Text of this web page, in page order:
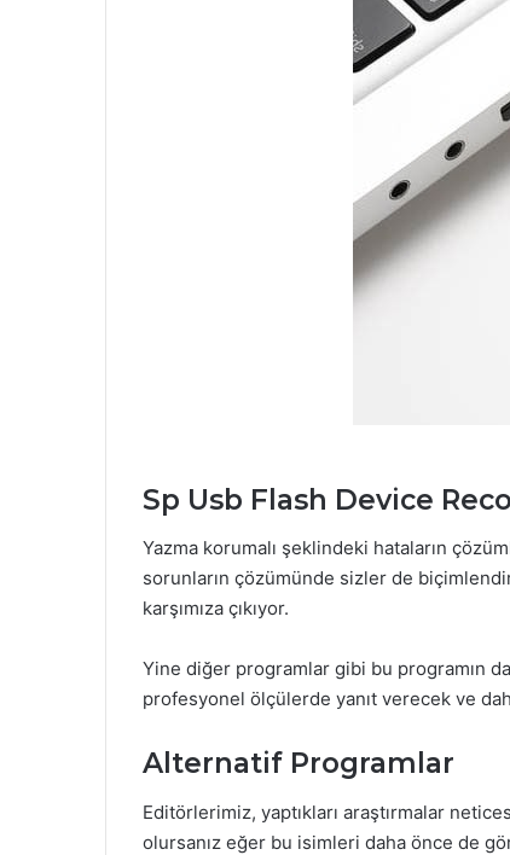
Sp Usb Flash Device
Yazma korumalı şeklindeki hataların
sorunların çözümünde sizler de
karşımıza çıkıyor.
Yine diğer programlar gibi bu programın
profesyonel ölçülerde yanıt verecek ve
Alternatif Programlar
Editörlerimiz, yaptıkları araştırmalar
olursanız eğer bu isimleri daha önce de